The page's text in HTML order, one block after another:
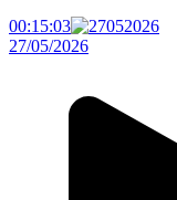
00:15:03
27/05/2026